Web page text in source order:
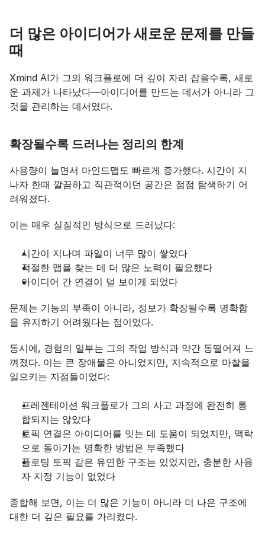
더 많은 아이디어가 새로운 문제를 만들
때
Xmind AI가 그의 워크플로에 더 깊이 자리 잡을수록, 새로
운 과제가 나타났다—아이디어를 만드는 데서가 아니라 그
것을 관리하는 데서였다.
확장될수록 드러나는 정리의 한계
사용량이 늘면서 마인드맵도 빠르게 증가했다. 시간이 지
나자 한때 깔끔하고 직관적이던 공간은 점점 탐색하기 어
려워졌다.
이는 매우 실질적인 방식으로 드러났다:
시간이 지나며 파일이 너무 많이 쌓였다
적절한 맵을 찾는 데 더 많은 노력이 필요했다
아이디어 간 연결이 덜 보이게 되었다
문제는 기능의 부족이 아니라, 정보가 확장될수록 명확함
을 유지하기 어려웠다는 점이었다.
동시에, 경험의 일부는 그의 작업 방식과 약간 동떨어져 느
껴졌다. 이는 큰 장애물은 아니었지만, 지속적으로 마찰을
일으키는 지점들이었다:
프레젠테이션 워크플로가 그의 사고 과정에 완전히 통
합되지는 않았다
토픽 연결은 아이디어를 잇는 데 도움이 되었지만, 맥락
으로 돌아가는 명확한 방법은 부족했다
플로팅 토픽 같은 유연한 구조는 있었지만, 충분한 사용
자 지정 기능이 없었다
종합해 보면, 이는 더 많은 기능이 아니라 더 나은 구조에
대한 더 깊은 필요를 가리켰다.